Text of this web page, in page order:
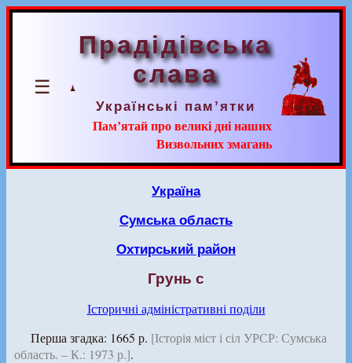
☰
Прадідівська
слава
Українські пам’ятки
Пам’ятай про великі дні наших
Визвольних змагань
Україна
Сумська область
Охтирський район
Грунь с
Історичні адміністративні поділи
Перша згадка: 1665 р. [Історія міст і сіл УРСР: Сумська
область. – К.: 1973 р.].